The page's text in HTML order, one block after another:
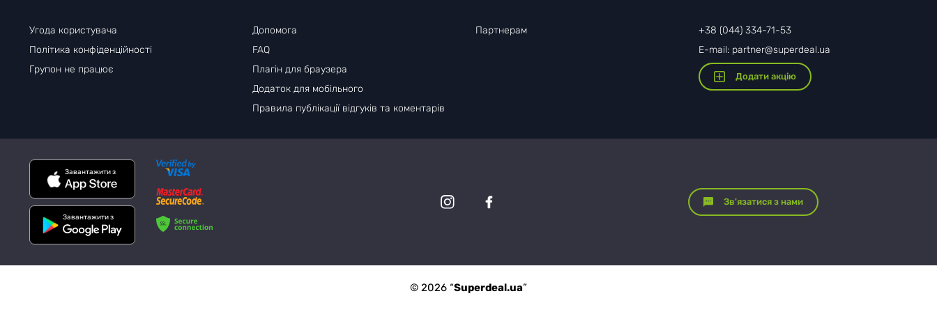
Угода користувача
Політика конфіденційності
Групон не працює
Допомога
FAQ
Плагін для браузера
Додаток для мобільного
Правила публікації відгуків та коментарів
Партнерам
+38 (044) 334-71-53
E-mail: partner@superdeal.ua
Додати акцію
Завантажити з
Завантажити з
Зв'язатися з нами
© 2026 “Superdeal.ua”